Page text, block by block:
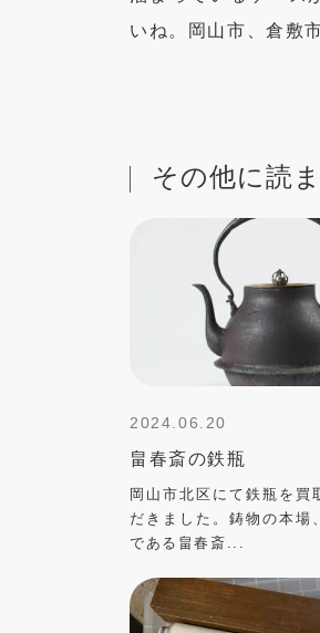
いね。岡山市、倉敷
その他に読
2024.06.20
畠春斎の鉄瓶
岡山市北区にて鉄瓶を買
だきました。鋳物の本場
である畠春斎...